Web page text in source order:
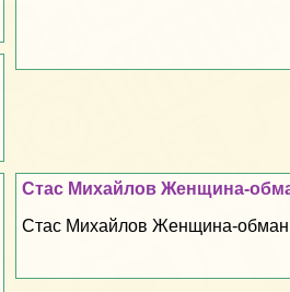
Стас Михайлов Женщина-
Стас Михайлов Женщина-